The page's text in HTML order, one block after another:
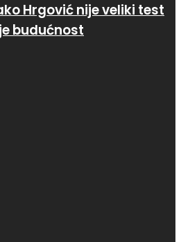
Hrgović nije veliki test
budućnost